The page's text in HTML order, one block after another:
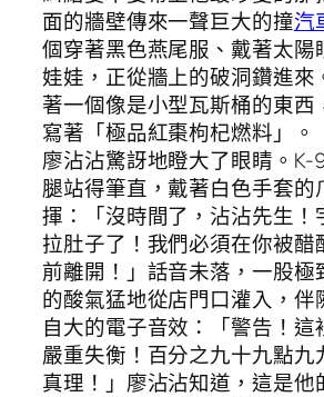
面的牆壁傳來一聲巨大的撞汽
個穿著黑色燕尾服、戴著太陽
娃娃，正從牆上的破洞鑽進來
著一個像是小型瓦斯桶的東西
寫著「極品紅棗枸杞燃料」。
廖沾沾驚訝地瞪大了眼睛。K-
腿站得筆直，戴著白色手套的
揮：「沒時間了，沾沾先生！
拉肚子了！我們必須在你被醋
前離開！」話音未落，一股極
的酸氣猛地從店門口灌入，伴
自大的電子音效：「警告！這
嚴重失衡！百分之九十九點九
真理！」廖沾沾知道，這是他